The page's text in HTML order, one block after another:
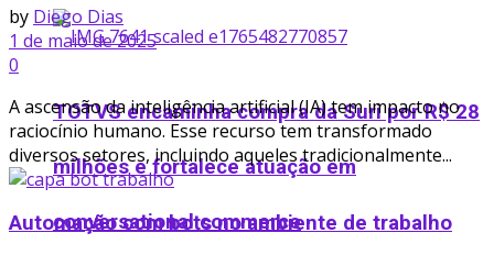
TOTVS encaminha compra da Suri por R$ 28
milhões e fortalece atuação em
conversational commerce
by Diego Dias
1 de maio de 2025
0
A ascensão da inteligência artificial (IA) tem impacto no
raciocínio humano. Esse recurso tem transformado
diversos setores, incluindo aqueles tradicionalmente...
Automação com bots no ambiente de trabalho